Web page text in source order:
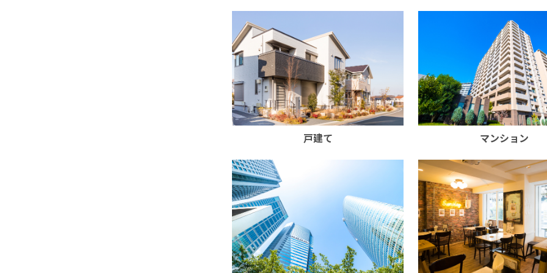
戸建て マンション